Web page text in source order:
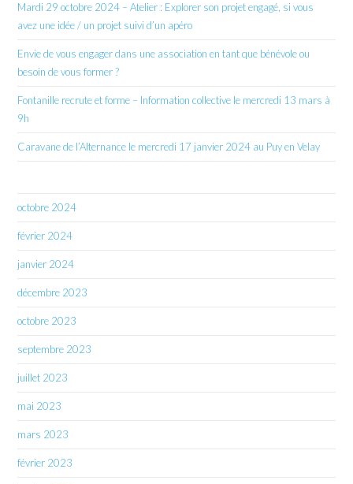
Mardi 29 octobre 2024 – Atelier : Explorer son projet engagé, si vous
avez une idée / un projet suivi d’un apéro
Envie de vous engager dans une association en tant que bénévole ou
besoin de vous former ?
Fontanille recrute et forme – Information collective le mercredi 13 mars à
9h
Caravane de l’Alternance le mercredi 17 janvier 2024 au Puy en Velay
octobre 2024
février 2024
janvier 2024
décembre 2023
octobre 2023
septembre 2023
juillet 2023
mai 2023
mars 2023
février 2023